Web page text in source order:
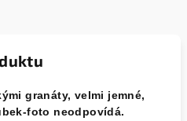
granáty, velmi jemné,
foto neodpovídá.